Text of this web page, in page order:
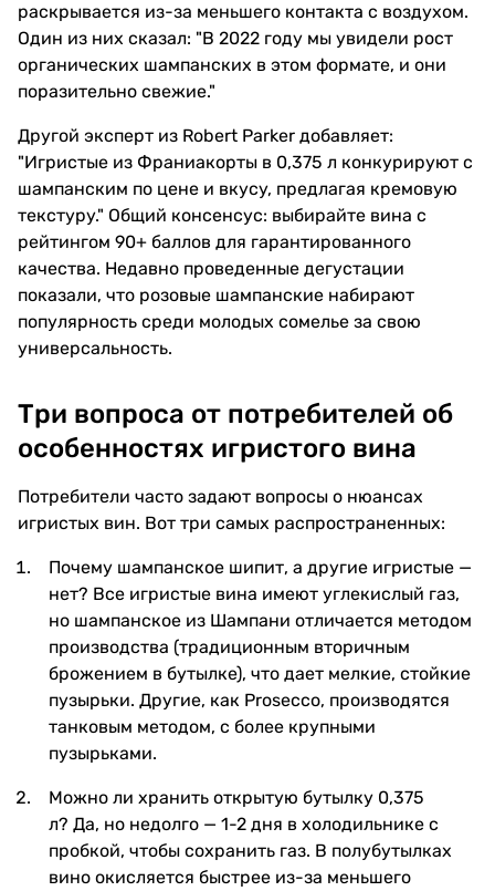
раскрывается из-за меньшего контакта с воздухом.
Один из них сказал: "В 2022 году мы увидели рост
органических шампанских в этом формате, и они
поразительно свежие."
Другой эксперт из Robert Parker добавляет:
"Игристые из Франиакорты в 0,375 л конкурируют с
шампанским по цене и вкусу, предлагая кремовую
текстуру." Общий консенсус: выбирайте вина с
рейтингом 90+ баллов для гарантированного
качества. Недавно проведенные дегустации
показали, что розовые шампанские набирают
популярность среди молодых сомелье за свою
универсальность.
Три вопроса от потребителей об
особенностях игристого вина
Потребители часто задают вопросы о нюансах
игристых вин. Вот три самых распространенных:
Почему шампанское шипит, а другие игристые —
нет? Все игристые вина имеют углекислый газ,
но шампанское из Шампани отличается методом
производства (традиционным вторичным
брожением в бутылке), что дает мелкие, стойкие
пузырьки. Другие, как Prosecco, производятся
танковым методом, с более крупными
пузырьками.
Можно ли хранить открытую бутылку 0,375
л? Да, но недолго — 1-2 дня в холодильнике с
пробкой, чтобы сохранить газ. В полубутылках
вино окисляется быстрее из-за меньшего